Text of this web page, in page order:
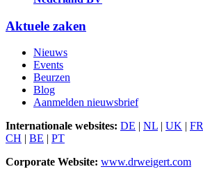
Aktuele zaken
Nieuws
Events
Beurzen
Blog
Aanmelden nieuwsbrief
Internationale websites: DE | NL | UK | FR
CH | BE | PT
Corporate Website: www.drweigert.com